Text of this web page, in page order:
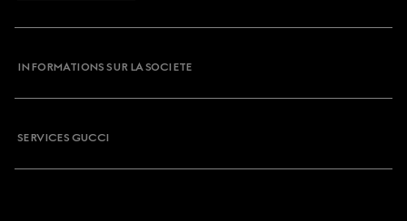
INFORMATIONS SUR LA SOCIETE
SERVICES GUCCI